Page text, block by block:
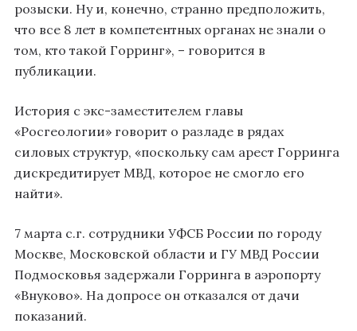
розыски. Ну и, конечно, странно предположить,
что все 8 лет в компетентных органах не знали о
том, кто такой Горринг», – говорится в
публикации.
История с экс-заместителем главы
«Росгеологии» говорит о разладе в рядах
силовых структур, «поскольку сам арест Горринга
дискредитирует МВД, которое не смогло его
найти».
7 марта с.г. сотрудники УФСБ России по городу
Москве, Московской области и ГУ МВД России
Подмосковья задержали Горринга в аэропорту
«Внуково». На допросе он отказался от дачи
показаний.